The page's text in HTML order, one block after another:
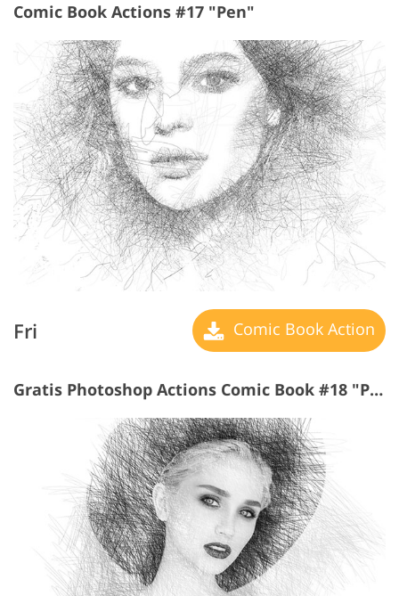
Comic Book Actions #17 "Pen"
Fri Comic Book Action
Gratis Photoshop Actions Comic Book #18 "Pencil"